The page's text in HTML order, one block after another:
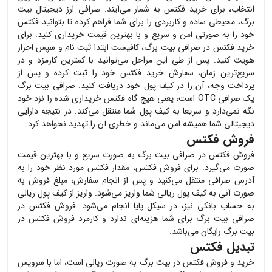
انتخاب، برای خرید فکتسبه شمار می‌آیند. صرافی ارز دیجیتال بیت
برگ، محیطی ساده و کاربردی را برای شما فراهم کرده تا بتوانید فکتس
خود را به صورتی امن و سریع و با بهترین قیمت خریداری کنید. برای
خریدفکتس در صرافی بیت برگ، کافیست ابتدا ثبت نام و سپس احراز
هویت کنید. پس از طی این مراحل می‌توانید با کمترین کارمزد و در
سریع‌ترین زمان، سفارش خرید فکتسخود را ثبت کرده و پس از
پرداخت وجه، آن را در کیف پول خود دریافت کنید. صرافی بیت برگ
یک صرافی OTC است، یعنی هیچ گاه
فکتسخریداری شده را نزد خود
نگه نمی‌دارد و سریعا به کیف پول شما منتقل می‌کند. در نتیجه دارایی
دیجیتالی شما همیشه امن می‌ماند و خطری آن را تهدید نخواهد کرد.
فروش فکتس
فروشفکتس در صرافی بیت برگ به صورت سریع و با بهترین قیمت
صورت می‌گیرد. برای فروشفکتس، مقدارفکتس مورد نظر خود را به
آدرس صرافی منتقل می‌کنید و پس از انجام سفارش، مبلغ فروش به
صورت آنی به کیف پول ریالی شما واریز می‌شود. واریز از کیف پول ریالی
به حساب بانکی نیز، در سیکل پایا انجام می‌شود. فروشفکتس در
صرافی بیت برگ برای شما هزینه‌ای ندارد و کارمزد فروش فکتسدر
بیت برگ رایگان می‌باشد.
تبدیل فکتس
خرید و فروشفکتسدر بیت برگ به صورت ریالی است، اما با سرویس